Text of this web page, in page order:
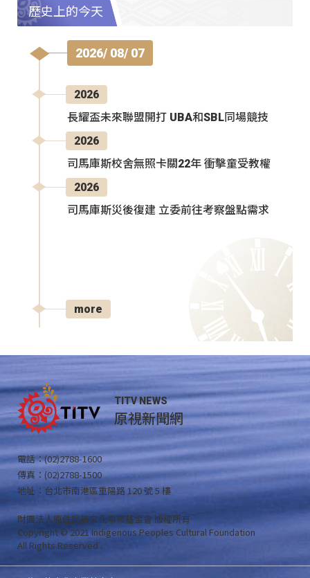
歷史上的今天
2026/ 08/ 07
2026
長耀盃未來聯盟開打 UBA和SBL同場競技
2026
司馬庫斯校舍無照卡關22年 衝擊童受教權
2026
司馬庫斯災後復建 立委前往考察盤點需求
more
TITV NEWS
原視新聞網
電話：(02)2788-1600
傳真：(02)2788-1500
地址：台北市南港區重陽路 120 號 5 樓
財團法人原住民族文化事業基金會 版權所有
Copyright © 2021 Indigenous Peoples Cultural Foundation
All Rights Reserved .